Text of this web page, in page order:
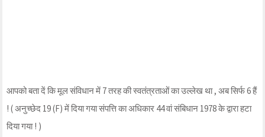
आपको बता दें कि मूल संविधान में 7 तरह की स्वतंत्रताओं का उल्लेख था , अब सिर्फ 6 हैं
! ( अनुच्छेद 19 (F) में दिया गया संपत्ति का अधिकार 44 वां संबिधान 1978 के द्वारा हटा
दिया गया ! )